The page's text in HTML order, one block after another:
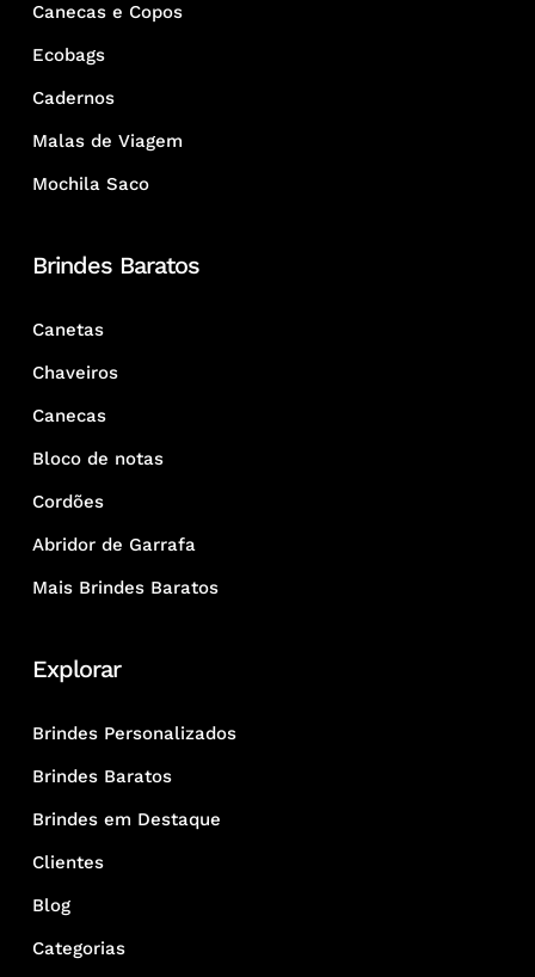
Canecas e Copos
Ecobags
Cadernos
Malas de Viagem
Mochila Saco
Brindes Baratos
Canetas
Chaveiros
Canecas
Bloco de notas
Cordões
Abridor de Garrafa
Mais Brindes Baratos
Explorar
Brindes Personalizados
Brindes Baratos
Brindes em Destaque
Clientes
Blog
Categorias